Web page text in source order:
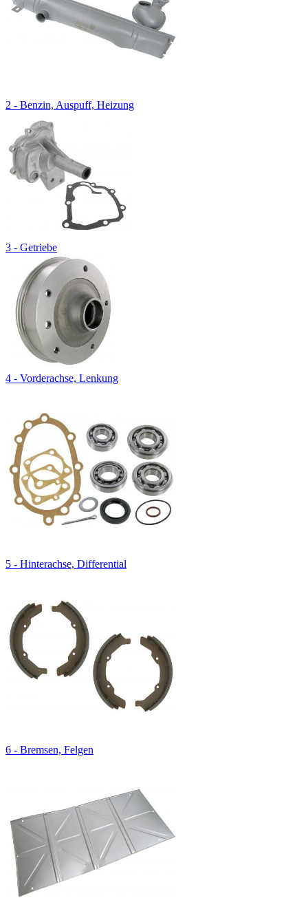
2 - Benzin, Auspuff, Heizung
3 - Getriebe
4 - Vorderachse, Lenkung
5 - Hinterachse, Differential
6 - Bremsen, Felgen